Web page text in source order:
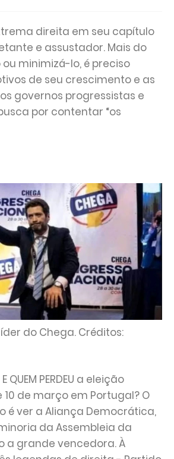
direita em seu capítulo
e assustador. Mais do
minimizá-lo, é preciso
de seu crescimento e as
governos progressistas e
por contentar “os
do Chega. Créditos:
E QUEM PERDEU a eleição
de março em Portugal? O
é ver a Aliança Democrática,
da Assembleia da
a grande vencedora. À